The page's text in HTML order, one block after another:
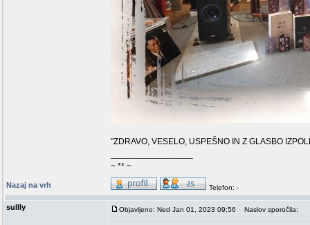
"ZDRAVO, VESELO, USPEŠNO IN Z GLASBO
~ ** ~
Nazaj na vrh Telefon: -
sullly Objavljeno: Ned Jan 01, 2023 09:56 Naslov sporočila: